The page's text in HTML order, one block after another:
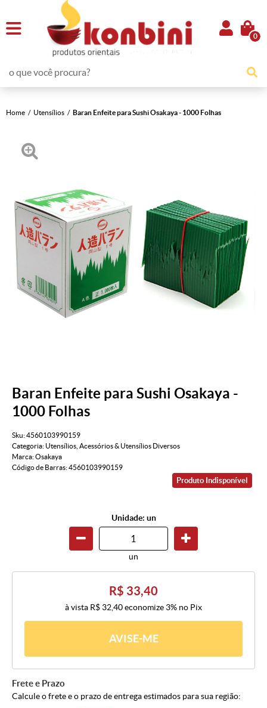
0
Home Utensílios Baran Enfeite para Sushi Osakaya - 1000 Folhas
Baran Enfeite para Sushi Osakaya -
1000 Folhas
Sku:4560103990159
Categoria: Utensílios Acessórios & Utensílios Diversos
Marca:Osakaya
Código de Barras:4560103990159
Produto Indisponível
Unidade: un
un
R$ 33,40
à vista R$ 32,40economize 3% no Pix
AVISE-ME
Frete e Prazo
Calcule o frete e o prazo de entrega estimados para sua região: